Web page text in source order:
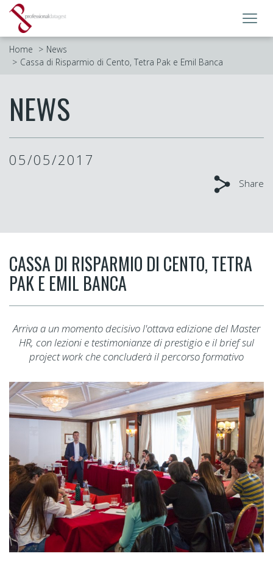
Home
News
Cassa di Risparmio di Cento, Tetra Pak e Emil Banca
NEWS
05/05/2017
Share
CASSA DI RISPARMIO DI CENTO, TETRA
PAK E EMIL BANCA
Arriva a un momento decisivo l'ottava edizione del Master
HR, con lezioni e testimonianze di prestigio e il brief sul
project work che concluderà il percorso formativo